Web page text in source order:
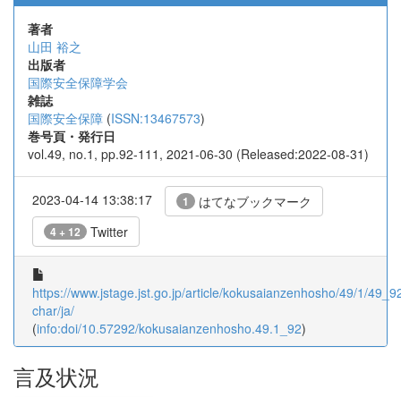
著者
山田 裕之
出版者
国際安全保障学会
雑誌
国際安全保障 (ISSN:13467573)
巻号頁・発行日
vol.49, no.1, pp.92-111, 2021-06-30 (Released:2022-08-31)
2023-04-14 13:38:17 1 はてなブックマーク
4 + 12 Twitter
https://www.jstage.jst.go.jp/article/kokusaianzenhosho/49/1/
char/ja/
(info:doi/10.57292/kokusaianzenhosho.49.1_92)
言及状況